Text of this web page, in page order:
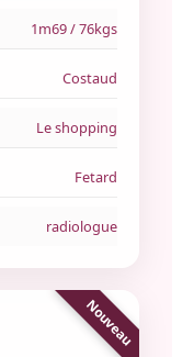
1m69 / 76kgs
Costaud
Le shopping
Fetard
radiologue